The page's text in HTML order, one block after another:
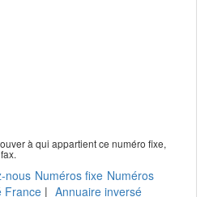
à qui appartient ce numéro fixe,
nous Numéros fixe Numéros
France | Annuaire inversé